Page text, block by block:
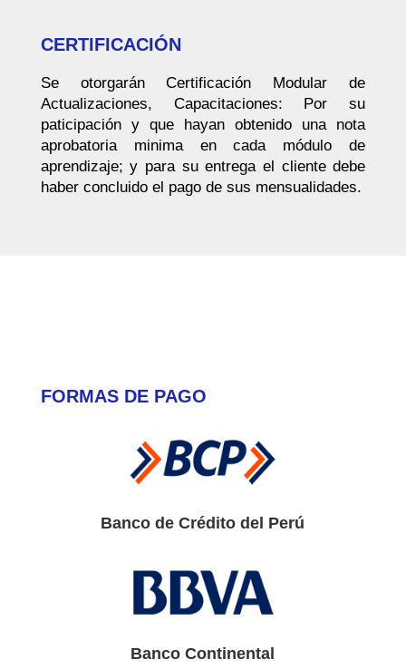
CERTIFICACIÓN
Se otorgarán Certificación Modular de
Actualizaciones, Capacitaciones: Por su
paticipación y que hayan obtenido una nota
aprobatoria minima en cada módulo de
aprendizaje; y para su entrega el cliente debe
haber concluido el pago de sus mensualidades.
FORMAS DE PAGO
Banco de Crédito del Perú
Banco Continental